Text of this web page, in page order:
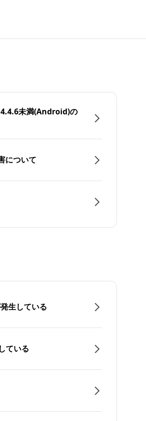
未満(Android)の
について
生している
ている